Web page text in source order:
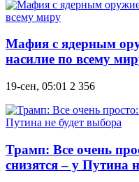
Мафия с ядерным
насилие по всему
19-сен, 05:01 2 356
Трамп: Все очень
снизятся – у Путина